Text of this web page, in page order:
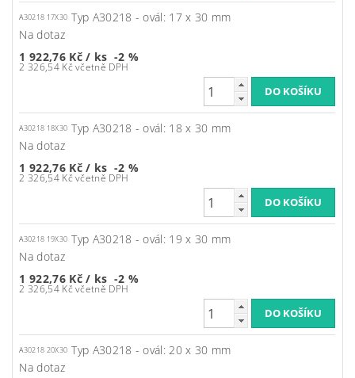
A30218 17X30 Typ A30218 - ovál: 17 x 30 mm
Na dotaz
1 922,76 Kč/ ks
2 326,54 Kč včetně DPH
-2 %
A30218 18X30 Typ A30218 - ovál: 18 x 30 mm
Na dotaz
1 922,76 Kč/ ks
2 326,54 Kč včetně DPH
-2 %
A30218 19X30 Typ A30218 - ovál: 19 x 30 mm
Na dotaz
1 922,76 Kč/ ks
2 326,54 Kč včetně DPH
-2 %
A30218 20X30 Typ A30218 - ovál: 20 x 30 mm
Na dotaz